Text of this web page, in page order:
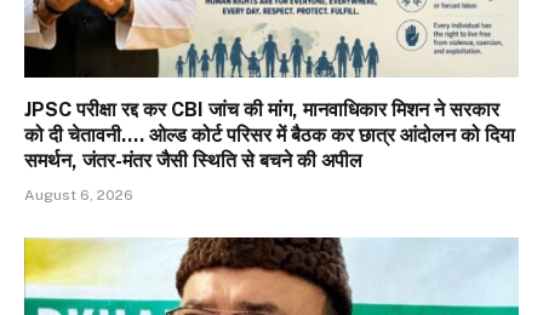
JPSC परीक्षा रद्द कर CBI जांच की मांग, मानवाधिकार मिशन ने सरकार
को दी चेतावनी…. ओल्ड कोर्ट परिसर में बैठक कर छात्र आंदोलन को दिया
समर्थन, जंतर-मंतर जैसी स्थिति से बचने की अपील
August 6, 2026